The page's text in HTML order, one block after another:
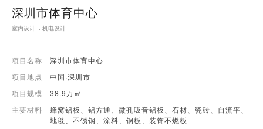
深圳市体育中心
室内设计 机电设计
项目名称
深圳市体育中心
项目地点
中国·深圳市
项目规模
38.9万㎡
主要材料
蜂窝铝板、铝方通、微孔吸音铝板、石材、瓷砖、自流平、
地毯、不锈钢、涂料、钢板、装饰不燃板